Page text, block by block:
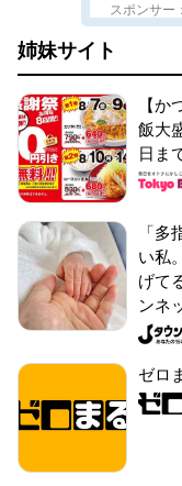
スポンサー
姉妹サイト
【
飯大
日ま
「
い私
げて
ンネ
ゼロ